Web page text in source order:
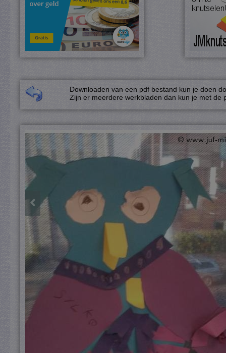
Downloaden van een pdf bestand kun je doen
Zijn er meerdere werkbladen dan kun je met de